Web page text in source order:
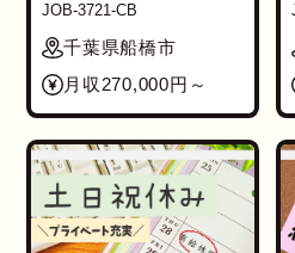
JOB-3721-CB
千葉県船橋市
月収270,000円～